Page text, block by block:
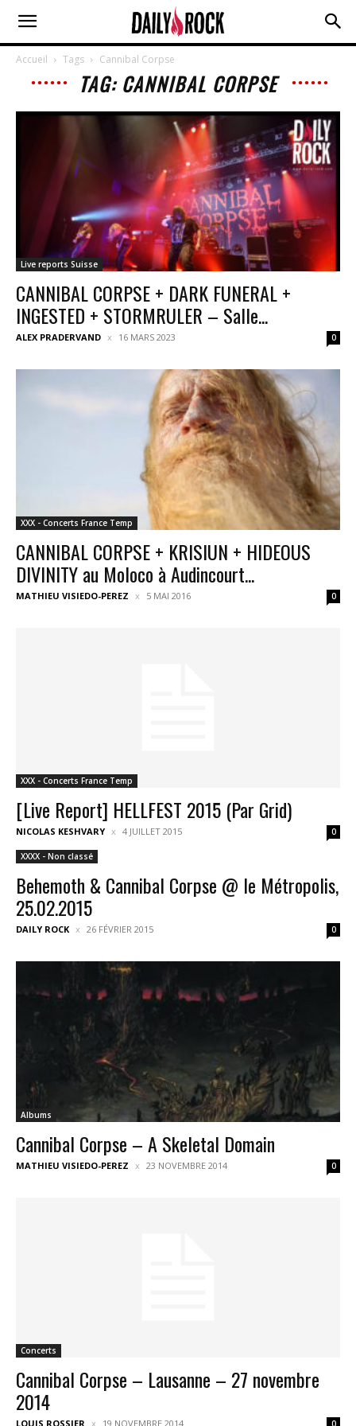
Accueil Tags Cannibal Corpse
TAG: CANNIBAL CORPSE
Live reports Suisse
CANNIBAL CORPSE + DARK FUNERAL +
INGESTED + STORMRULER – Salle...
ALEX PRADERVAND 16 MARS 2023 0
XXX - Concerts France Temp
CANNIBAL CORPSE + KRISIUN + HIDEOUS
DIVINITY au Moloco à Audincourt...
MATHIEU VISIEDO-PEREZ 5 MAI 2016 0
XXX - Concerts France Temp
[Live Report] HELLFEST 2015 (Par Grid)
NICOLAS KESHVARY 4 JUILLET 2015 0
XXXX - Non classé
Behemoth & Cannibal Corpse @ le Métropolis,
25.02.2015
DAILY ROCK 26 FÉVRIER 2015 0
Albums
Cannibal Corpse – A Skeletal Domain
MATHIEU VISIEDO-PEREZ 23 NOVEMBRE 2014 0
Concerts
Cannibal Corpse – Lausanne – 27 novembre
2014
LOUIS ROSSIER 19 NOVEMBRE 2014